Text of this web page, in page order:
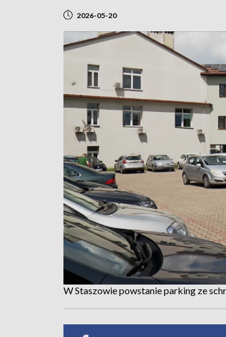
2026-05-20
W Staszowie powstanie parking ze